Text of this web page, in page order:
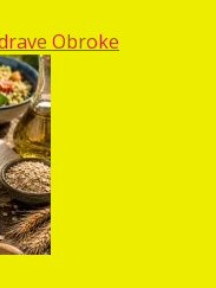
Obroke